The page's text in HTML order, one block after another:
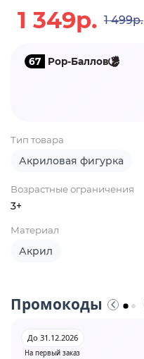
1 349р. 1 499р.
67 Pop-Баллов
Тип товара
Акриловая фигурка
Возрастные ограничения
3+
Материал
Акрил
Промокоды
На первый заказ
До 31.12.2026